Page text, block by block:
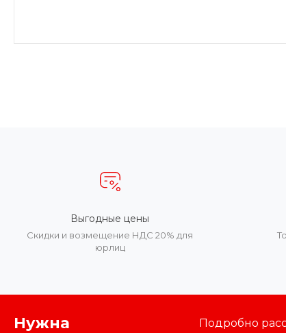
Выгодные цены
Скидки и возмещение НДС 20% для
юрлиц
Нужна
Подробно